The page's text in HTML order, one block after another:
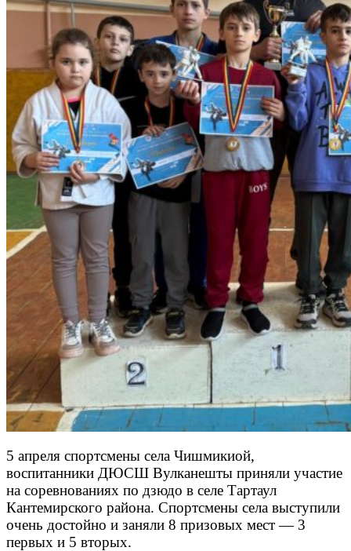
5 апреля спортсмены села Чишмикиой,
воспитанники ДЮСШ Вулканешты приняли участие
на соревнованиях по дзюдо в селе Тартаул
Кантемирского района. Спортсмены села выступили
очень достойно и заняли 8 призовых мест — 3
первых и 5 вторых.